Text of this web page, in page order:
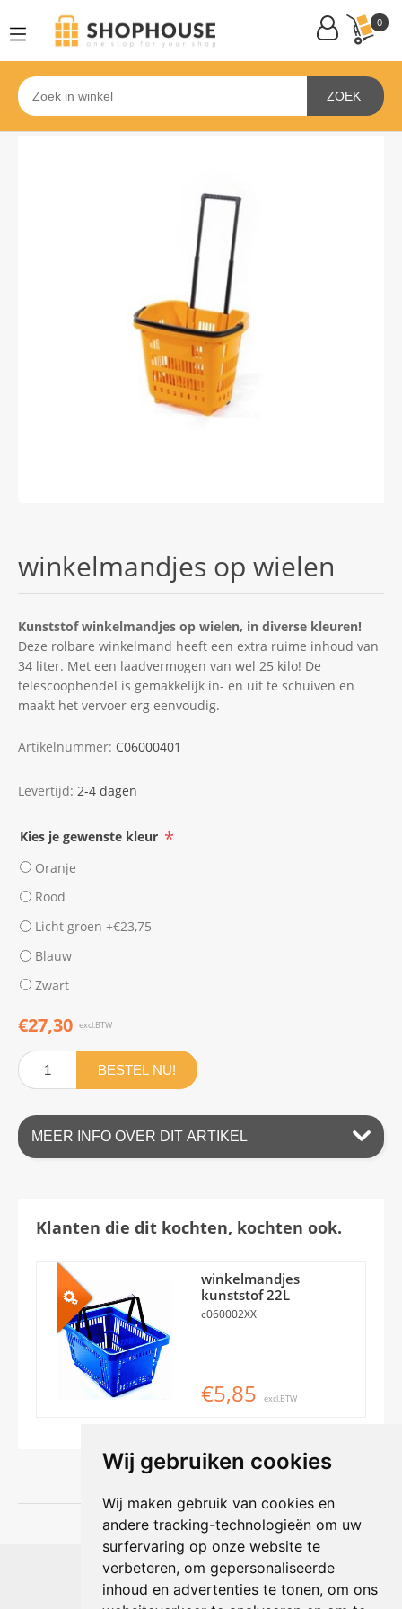
Wij gebruiken cookies
Wij maken gebruik van cookies en
andere tracking-technologieën om uw
surfervaring op onze website te
verbeteren, om gepersonaliseerde
inhoud en advertenties te tonen, om ons
0
ZOEK
winkelmandjes op wielen
Kunststof winkelmandjes op wielen, in diverse kleuren!
Deze rolbare winkelmand heeft een extra ruime inhoud van
34 liter. Met een laadvermogen van wel 25 kilo! De
telescoophendel is gemakkelijk in- en uit te schuiven en
maakt het vervoer erg eenvoudig.
Artikelnummer: C06000401
Levertijd: 2-4 dagen
Kies je gewenste kleur *
Oranje
Rood
Licht groen +€23,75
Blauw
Zwart
€27,30 excl.BTW
BESTEL NU!
MEER INFO OVER DIT ARTIKEL
Klanten die dit kochten, kochten ook.
winkelmandjes
kunststof 22L
c060002XX
€5,85 excl.BTW
Shophouse online
Max Planckstraat 4
6716 BE Ede, Nederland